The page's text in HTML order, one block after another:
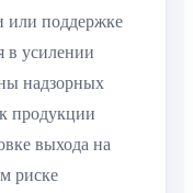
или поддержке
в усилении
надзорных
продукции
выхода на
риске